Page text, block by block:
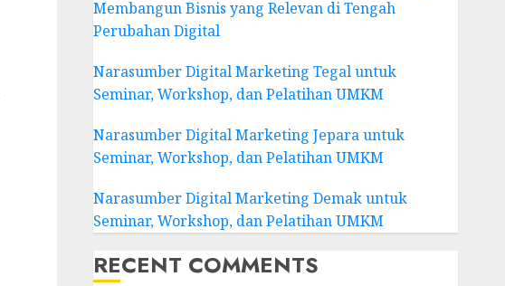
Membangun Bisnis yang Relevan di Tengah
Perubahan Digital
Narasumber Digital Marketing Tegal untuk
Seminar, Workshop, dan Pelatihan UMKM
Narasumber Digital Marketing Jepara untuk
Seminar, Workshop, dan Pelatihan UMKM
Narasumber Digital Marketing Demak untuk
Seminar, Workshop, dan Pelatihan UMKM
RECENT COMMENTS